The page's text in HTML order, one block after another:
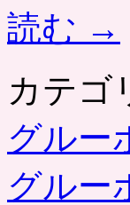
読む →
カテゴ
グルー
グルー